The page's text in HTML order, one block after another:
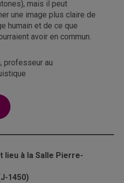
mais il peut
une image plus claire de
humain et de ce que
avoir en commun.
professeur au
lieu à la Salle Pierre-
1450)